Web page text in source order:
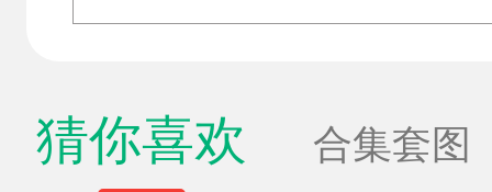
猜你喜欢 合集套图